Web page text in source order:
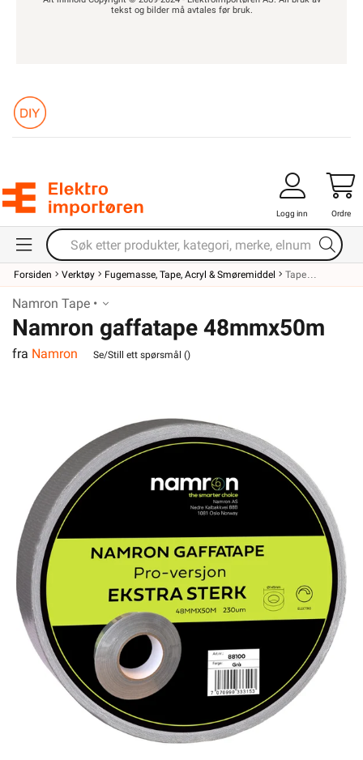
tekst og bilder må avtales før bruk.
Logg inn Ordre
Forsiden Verktøy Fugemasse, Tape, Acryl & Smøremiddel Tape
Namron Tape •
Namron gaffatape 48mmx50m
grå Pro
fra Namron Se/Still ett spørsmål ()